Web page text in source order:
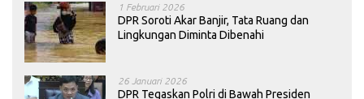
1 Februari 2026
DPR Soroti Akar Banjir, Tata Ruang dan
Lingkungan Diminta Dibenahi
26 Januari 2026
DPR Tegaskan Polri di Bawah Presiden